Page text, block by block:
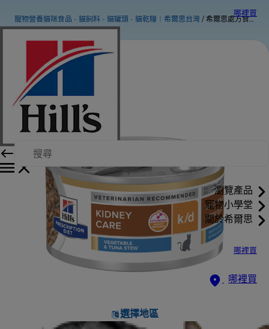
哪裡買
瀏覽產品
寵物小學堂
關於希爾思
哪裡買
哪裡買
選擇地區
寵物營養貓咪食品 - 貓飼料 - 貓罐頭 - 貓乾糧｜希爾思台灣 希爾思處方食品 貓用k/d鮪魚燉蔬菜罐頭